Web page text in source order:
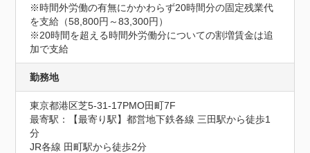
※時間外労働の有無にかかわらず20時間分の固定残業代
を支給（58,800円～83,300円）
※20時間を超える時間外労働分についての割増賃金は追
加で支給
勤務地
東京都港区芝5-31-17PMO田町7F
最寄駅：【最寄り駅】都営地下鉄各線 三田駅から徒歩1
分
JR各線 田町駅から徒歩2分